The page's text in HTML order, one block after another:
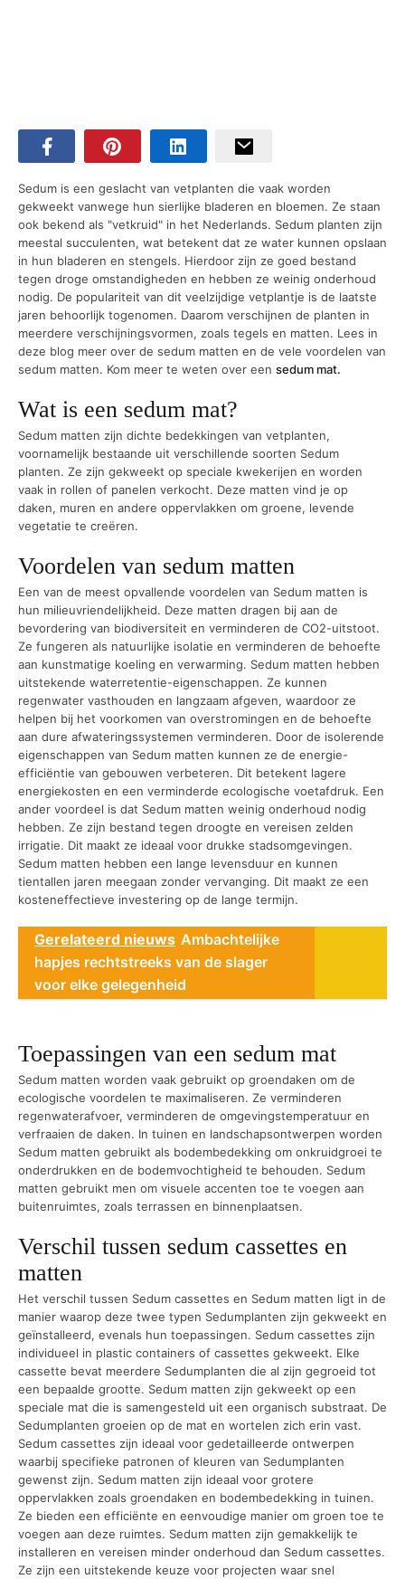
Sedum is een geslacht van vetplanten die vaak worden
gekweekt vanwege hun sierlijke bladeren en bloemen. Ze staan
ook bekend als "vetkruid" in het Nederlands. Sedum planten zijn
meestal succulenten, wat betekent dat ze water kunnen opslaan
in hun bladeren en stengels. Hierdoor zijn ze goed bestand
tegen droge omstandigheden en hebben ze weinig onderhoud
nodig. De populariteit van dit veelzijdige vetplantje is de laatste
jaren behoorlijk togenomen. Daarom verschijnen de planten in
meerdere verschijningsvormen, zoals tegels en matten. Lees in
deze blog meer over de sedum matten en de vele voordelen van
sedum matten. Kom meer te weten over een sedum mat.
Wat is een sedum mat?
Sedum matten zijn dichte bedekkingen van vetplanten,
voornamelijk bestaande uit verschillende soorten Sedum
planten. Ze zijn gekweekt op speciale kwekerijen en worden
vaak in rollen of panelen verkocht. Deze matten vind je op
daken, muren en andere oppervlakken om groene, levende
vegetatie te creëren.
Voordelen van sedum matten
Een van de meest opvallende voordelen van Sedum matten is
hun milieuvriendelijkheid. Deze matten dragen bij aan de
bevordering van biodiversiteit en verminderen de CO2-uitstoot.
Ze fungeren als natuurlijke isolatie en verminderen de behoefte
aan kunstmatige koeling en verwarming. Sedum matten hebben
uitstekende waterretentie-eigenschappen. Ze kunnen
regenwater vasthouden en langzaam afgeven, waardoor ze
helpen bij het voorkomen van overstromingen en de behoefte
aan dure afwateringssystemen verminderen. Door de isolerende
eigenschappen van Sedum matten kunnen ze de energie-
efficiëntie van gebouwen verbeteren. Dit betekent lagere
energiekosten en een verminderde ecologische voetafdruk. Een
ander voordeel is dat Sedum matten weinig onderhoud nodig
hebben. Ze zijn bestand tegen droogte en vereisen zelden
irrigatie. Dit maakt ze ideaal voor drukke stadsomgevingen.
Sedum matten hebben een lange levensduur en kunnen
tientallen jaren meegaan zonder vervanging. Dit maakt ze een
kosteneffectieve investering op de lange termijn.
Gerelateerd nieuws Ambachtelijke
hapjes rechtstreeks van de slager
voor elke gelegenheid
Toepassingen van een sedum mat
Sedum matten worden vaak gebruikt op groendaken om de
ecologische voordelen te maximaliseren. Ze verminderen
regenwaterafvoer, verminderen de omgevingstemperatuur en
verfraaien de daken. In tuinen en landschapsontwerpen worden
Sedum matten gebruikt als bodembedekking om onkruidgroei te
onderdrukken en de bodemvochtigheid te behouden. Sedum
matten gebruikt men om visuele accenten toe te voegen aan
buitenruimtes, zoals terrassen en binnenplaatsen.
Verschil tussen sedum cassettes en
matten
Het verschil tussen Sedum cassettes en Sedum matten ligt in de
manier waarop deze twee typen Sedumplanten zijn gekweekt en
geïnstalleerd, evenals hun toepassingen. Sedum cassettes zijn
individueel in plastic containers of cassettes gekweekt. Elke
cassette bevat meerdere Sedumplanten die al zijn gegroeid tot
een bepaalde grootte. Sedum matten zijn gekweekt op een
speciale mat die is samengesteld uit een organisch substraat. De
Sedumplanten groeien op de mat en wortelen zich erin vast.
Sedum cassettes zijn ideaal voor gedetailleerde ontwerpen
waarbij specifieke patronen of kleuren van Sedumplanten
gewenst zijn. Sedum matten zijn ideaal voor grotere
oppervlakken zoals groendaken en bodembedekking in tuinen.
Ze bieden een efficiënte en eenvoudige manier om groen toe te
voegen aan deze ruimtes. Sedum matten zijn gemakkelijk te
installeren en vereisen minder onderhoud dan Sedum cassettes.
Ze zijn een uitstekende keuze voor projecten waar snel